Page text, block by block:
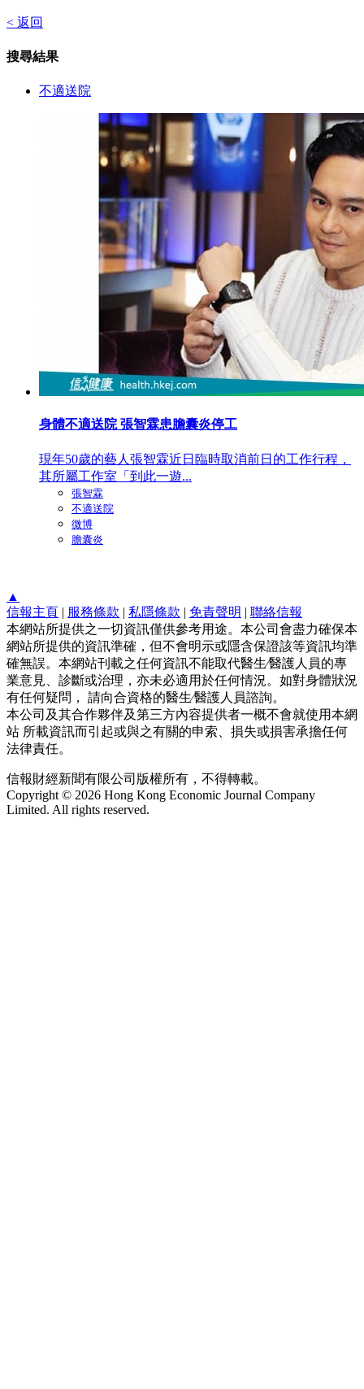
< 返回
搜尋結果
不適送院
身體不適送院 張智霖患膽囊炎停工
現年50歲的藝人張智霖近日臨時取消前日的工作行程，
其所屬工作室「到此一遊...
張智霖
不適送院
微博
膽囊炎
▲
信報主頁 | 服務條款 | 私隱條款 | 免責聲明 | 聯絡信報
本網站所提供之一切資訊僅供參考用途。本公司會盡力確保本
網站所提供的資訊準確，但不會明示或隱含保證該等資訊均準
確無誤。本網站刊載之任何資訊不能取代醫生∕醫護人員的專
業意見、診斷或治理，亦未必適用於任何情況。如對身體狀況
有任何疑問， 請向合資格的醫生∕醫護人員諮詢。
本公司及其合作夥伴及第三方內容提供者一概不會就使用本網
站 所載資訊而引起或與之有關的申索、損失或損害承擔任何
法律責任。
信報財經新聞有限公司版權所有，不得轉載。
Copyright © 2026 Hong Kong Economic Journal Company
Limited. All rights reserved.